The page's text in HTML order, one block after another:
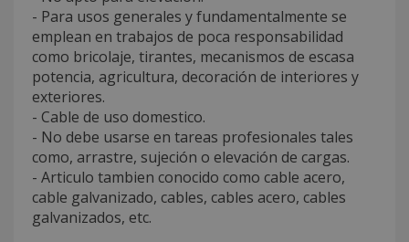
- Para usos generales y fundamentalmente se
emplean en trabajos de poca responsabilidad
como bricolaje, tirantes, mecanismos de escasa
potencia, agricultura, decoración de interiores y
exteriores.
- Cable de uso domestico.
- No debe usarse en tareas profesionales tales
como, arrastre, sujeción o elevación de cargas.
- Articulo tambien conocido como cable acero,
cable galvanizado, cables, cables acero, cables
galvanizados, etc.